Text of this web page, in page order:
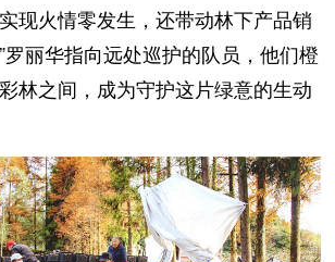
现火情零发生，还带动林下产品销
罗丽华指向远处巡护的队员，他们橙
林之间，成为守护这片绿意的生动